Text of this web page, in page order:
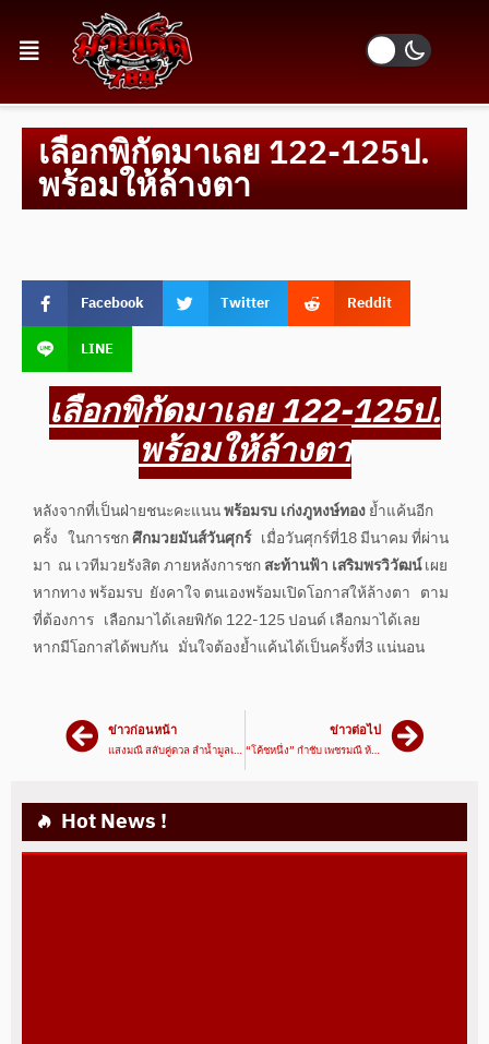
เลือกพิกัดมาเลย 122-125ป.
พร้อมให้ล้างตา
Facebook Twitter
Reddit
LINE
เลือกพิกัดมาเลย 122-125ป.
พร้อมให้ล้างตา
หลังจากที่เป็นฝ่ายชนะคะแนนพร้อมรบ เก่งภูหงษ์ทองย้ำแค้นอีก
ครั้ง ในการชกศึกมวยมันส์วันศุกร์เมื่อวันศุกร์ที่18 มีนาคม ที่ผ่าน
มา ณ เวทีมวยรังสิต ภายหลังการชกสะท้านฟ้า เสริมพรวิวัฒน์เผย
หากทาง พร้อมรบ ยังคาใจ ตนเองพร้อมเปิดโอกาสให้ล้างตา ตาม
ที่ต้องการ เลือกมาได้เลยพิกัด 122-125 ปอนด์ เลือกมาได้เลย
หากมีโอกาสได้พบกัน มั่นใจต้องย้ำแค้นได้เป็นครั้งที่3 แน่นอน
ข่าวก่อนหน้า
แสงมณี สลับคู่ดวล ลำน้ำมูลเล็ก
ข่าวต่อไป
“โค้ชหนึ่ง” กำชับ เพชรมณี ห้ามประมาท
Hot News !